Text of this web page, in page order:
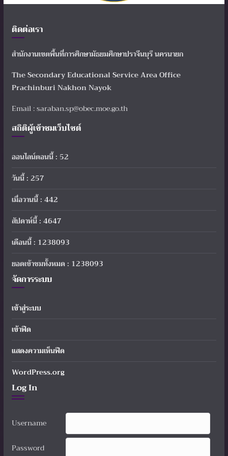
ติดต่อเรา
สำนักงานเขตพื้นที่การศึกษามัธยมศึกษาปราจีนบุรี นครนายก
The Secondary Educational Service Area Office
Prachinburi Nakhon Nayok
Email : saraban.sp@obec.moe.go.th
สถิติผู้เข้าชมเว็บไซต์
ออนไลน์ตอนนี้ : 52
วันนี้ : 257
เมื่อวานนี้ : 442
สัปดาห์นี้ : 4647
เดือนนี้ : 1238093
ยอดเข้าชมทั้งหมด : 1238093
จัดการระบบ
เข้าสู่ระบบ
เข้าฟีด
แสดงความเห็นฟีด
WordPress.org
Log In
Username
Password